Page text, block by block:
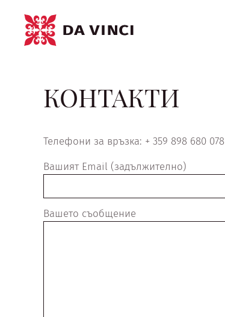
КОНТАКТИ
Телефони за връзка: + 359 898 680 078
Вашият Email (задължително)
Вашето съобщение